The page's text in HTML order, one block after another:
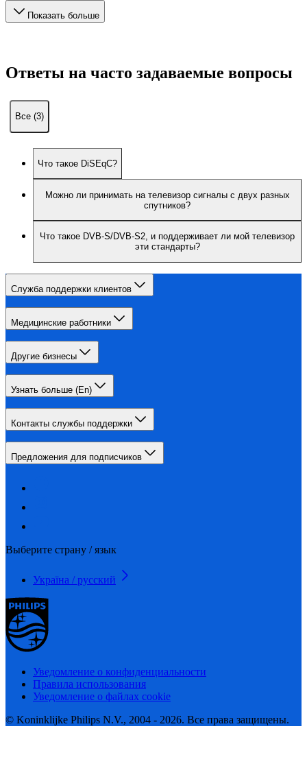
Показать больше
Ответы на часто задаваемые вопросы
Все (3)
Что такое DiSEqC?
Можно ли принимать на телевизор сигналы с двух разных
спутников?
Что такое DVB-S/DVB-S2, и поддерживает ли мой телевизор
эти стандарты?
Служба поддержки клиентов
Медицинские работники
Другие бизнесы
Узнать больше (En)
Контакты службы поддержки
Предложения для подписчиков
Выберите страну / язык
Україна / русский
Уведомление о конфиденциальности
Правила использования
Уведомление о файлах cookie
© Koninklijke Philips N.V., 2004 - 2026. Все права защищены.